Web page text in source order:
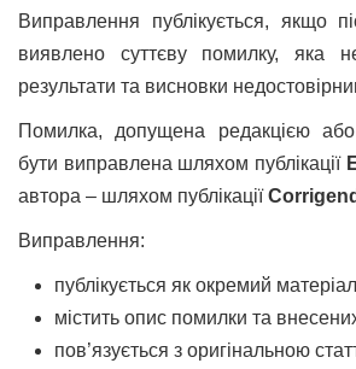
Виправлення публікується, якщо
виявлено суттєву помилку, яка
результати та висновки
Помилка, допущена редакцією
бути виправлена шляхом публікації
автора – шляхом публікації
Виправлення:
публікується як окремий
містить опис помилки та
пов’язується з оригінальною